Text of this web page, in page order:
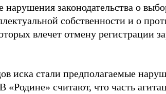
законодательства о
собственности и о
влечет отмену регистрации
иска стали предполагаемые
«Родине» считают, что часть